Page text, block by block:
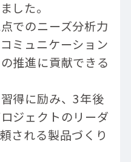
した。
でのニーズ分析力
ミュニケーション
推進に貢献できる
得に励み、3年後
ジェクトのリーダ
される製品づくり